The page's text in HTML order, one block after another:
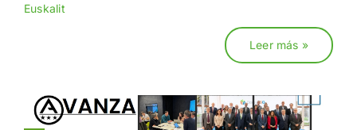
Euskalit
Leer más »